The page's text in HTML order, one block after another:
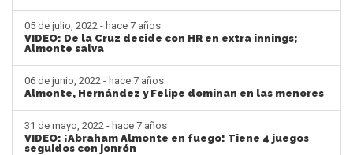
05 de julio, 2022 - hace 7 años
VIDEO: De la Cruz decide con HR en extra innings;
Almonte salva
06 de junio, 2022 - hace 7 años
Almonte, Hernández y Felipe dominan en las menores
31 de mayo, 2022 - hace 7 años
VIDEO: ¡Abraham Almonte en fuego! Tiene 4 juegos
seguidos con jonrón